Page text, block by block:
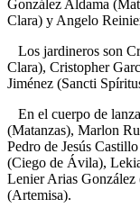
González Aldama
Clara) y Angelo
Los jardineros son
Clara), Cristopher
Jiménez (Sancti
En el cuerpo de
(Matanzas), Marlon
Pedro de Jesús
(Ciego de Ávila),
Lenier Arias
(Artemisa).